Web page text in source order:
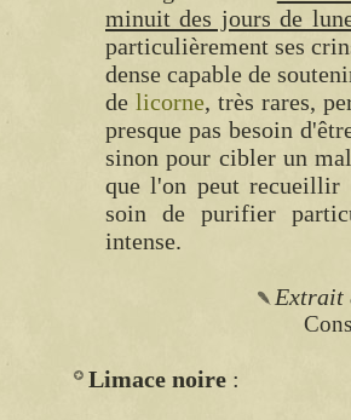
minuit des jours de
particulièrement ses
dense capable de
delicorne, très rares,
presque pas besoin
sinon pour cibler un
que l'on peut recueillir
soin de purifier
intense.
Extrait
Limace noire